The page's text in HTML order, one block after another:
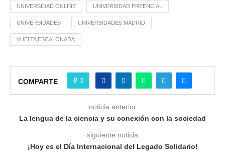
UNIVERSIDAD ONLINE UNIVERSIDAD PREENCIAL
UNIVERSIDADES UNIVERSIDADES MADRID
VUELTA ESCALONADA
COMPARTE 0
noticia anterior
La lengua de la ciencia y su conexión con la sociedad
siguiente noticia
¡Hoy es el Día Internacional del Legado Solidario!